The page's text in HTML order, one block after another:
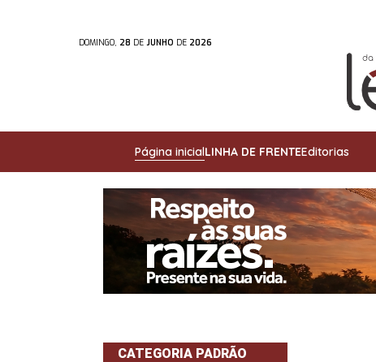
DOMINGO, 28 DE JUNHO DE 2026
Página inicialLINHA DE FRENTEEditorias
CATEGORIA PADRÃO